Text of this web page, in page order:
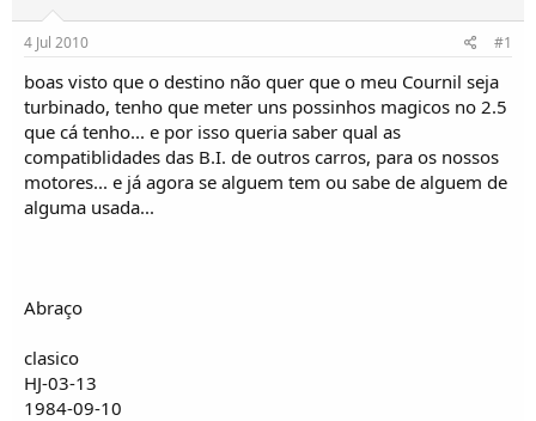
o
r
e
T
ó
p
i
c
i
o
4 Jul 2010 #1
boas visto que o destino não quer que o meu Cournil seja
turbinado, tenho que meter uns possinhos magicos no 2.5
que cá tenho... e por isso queria saber qual as
compatiblidades das B.I. de outros carros, para os nossos
motores... e já agora se alguem tem ou sabe de alguem de
alguma usada...
Abraço
clasico
HJ-03-13
1984-09-10